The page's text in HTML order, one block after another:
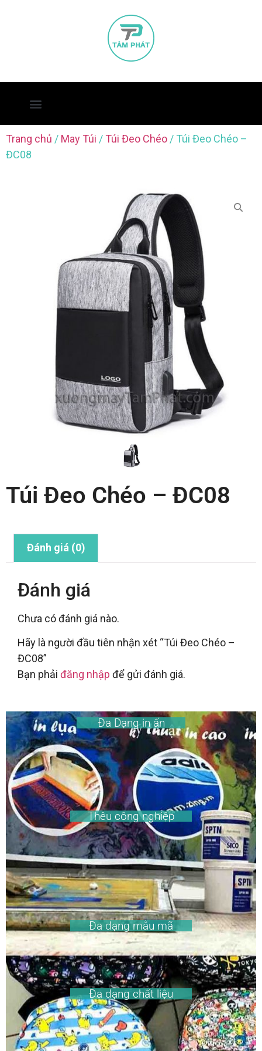
Trang chủ / May Túi / Túi Đeo Chéo / Túi Đeo Chéo –
ĐC08
Túi Đeo Chéo – ĐC08
Đánh giá (0)
Đánh giá
Chưa có đánh giá nào.
Hãy là người đầu tiên nhận xét “Túi Đeo Chéo –
ĐC08”
Bạn phải đăng nhập để gửi đánh giá.
Đa Dạng in ấn
Thêu công nghiệp
Đa dạng mẫu mã
Đa dạng chất liệu